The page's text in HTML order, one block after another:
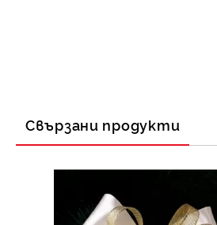
Свързани продукти